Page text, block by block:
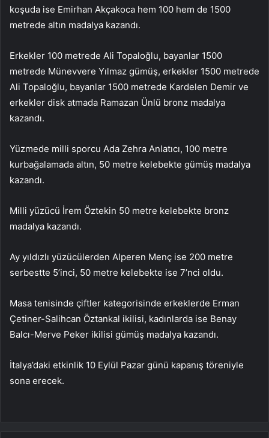
koşuda ise Emirhan Akçakoca hem 100 hem de 1500
metrede altın madalya kazandı.
Erkekler 100 metrede Ali Topaloğlu, bayanlar 1500
metrede Münevvere Yılmaz gümüş, erkekler 1500 metrede
Ali Topaloğlu, bayanlar 1500 metrede Kardelen Demir ve
erkekler disk atmada Ramazan Ünlü bronz madalya
kazandı.
Yüzmede milli sporcu Ada Zehra Anlatıcı, 100 metre
kurbağalamada altın, 50 metre kelebekte gümüş madalya
kazandı.
Milli yüzücü İrem Öztekin 50 metre kelebekte bronz
madalya kazandı.
Ay yıldızlı yüzücülerden Alperen Menç ise 200 metre
serbestte 5’inci, 50 metre kelebekte ise 7’nci oldu.
Masa tenisinde çiftler kategorisinde erkeklerde Erman
Çetiner-Salihcan Öztankal ikilisi, kadınlarda ise Benay
Balcı-Merve Peker ikilisi gümüş madalya kazandı.
İtalya’daki etkinlik 10 Eylül Pazar günü kapanış töreniyle
sona erecek.